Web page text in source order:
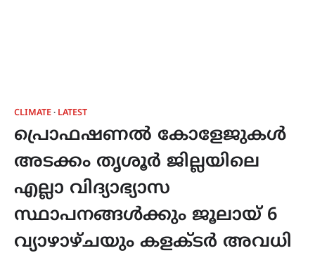
CLIMATE LATEST
പ്രൊഫഷണൽ കോളേജുകൾ
അടക്കം തൃശൂർ ജില്ലയിലെ
എല്ലാ വിദ്യാഭ്യാസ
സ്ഥാപനങ്ങൾക്കും ജൂലായ് 6
വ്യാഴാഴ്ചയും കളക്ടർ അവധി